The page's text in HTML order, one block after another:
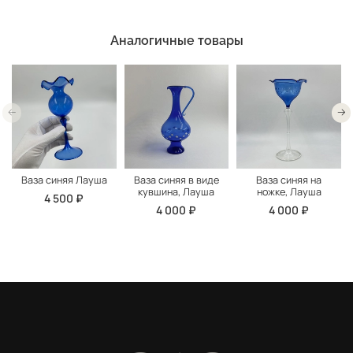
Аналогичные товары
Ваза синяя Лауша
4 500 ₽
Ваза синяя в виде
кувшина, Лауша
4 000 ₽
Ваза синяя на
ножке, Лауша
4 000 ₽